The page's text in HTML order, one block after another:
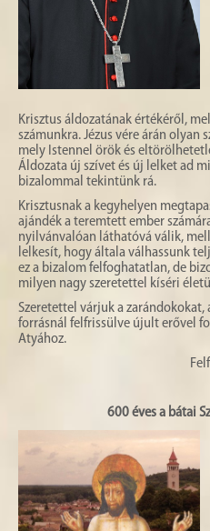
Krisztus áldozatának értékéről,
számunkra. Jézus vére árán olyan
mely Istennel örök és
Áldozata új szívet és új lelket ad
bizalommal tekintünk rá.
Krisztusnak a kegyhelyen
ajándék a teremtett ember
nyilvánvalóan láthatóvá válik,
lelkesít, hogy általa válhassunk
ez a bizalom felfoghatatlan, de
milyen nagy szeretettel kíséri
Szeretettel várjuk a zarándokokat,
forrásnál felfrissülve újult erővel
Atyához.
600 éves a bátai